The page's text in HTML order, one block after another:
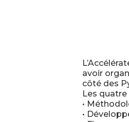
avoir
côté des
Les
•
•